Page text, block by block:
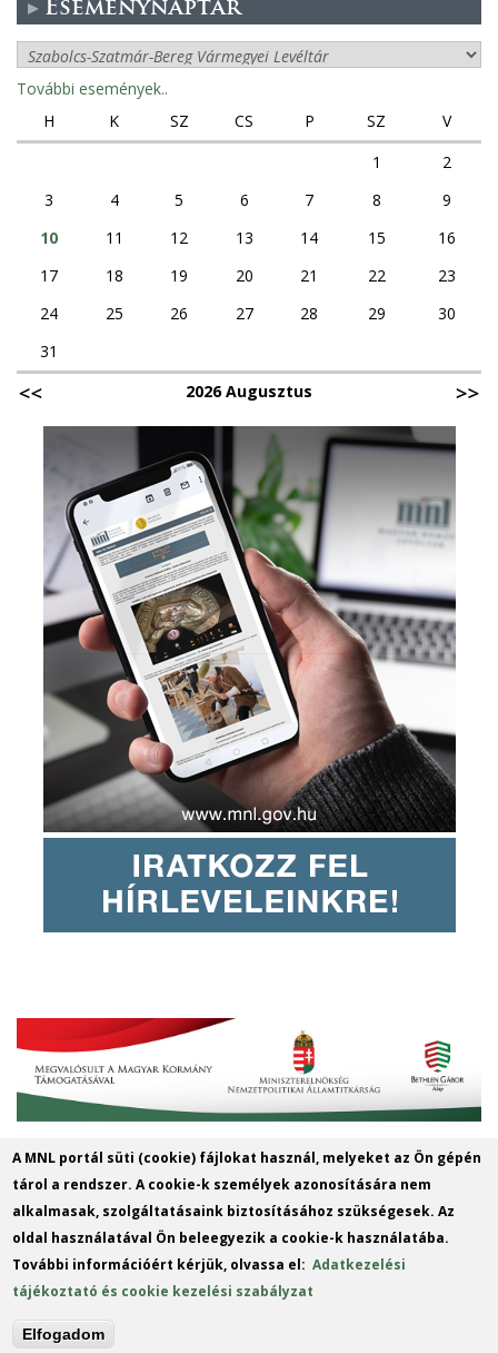
Eseménynaptár
További események..
H
K SZ CS P SZ
V
1
2
3
4 5 6 7 8
9
10
11 12 13 14 15
16
17
18 19 20 21 22
23
24
25 26 27 28 29
30
31
2026 Augusztus
MNL Szabolcs-Szatmár-Bereg
Vármegyei Levéltára
Cím: 4400 Nyíregyháza, Széchenyi u. 4.
Telefon: +36 42 414 313
A MNL portál süti (cookie) fájlokat használ, melyeket az Ön gépén
tárol a rendszer. A cookie-k személyek azonosítására nem
alkalmasak, szolgáltatásaink biztosításához szükségesek. Az
oldal használatával Ön beleegyezik a cookie-k használatába.
További információért kérjük, olvassa el:Adatkezelési
tájékoztató és cookie kezelési szabályzat
Elfogadom